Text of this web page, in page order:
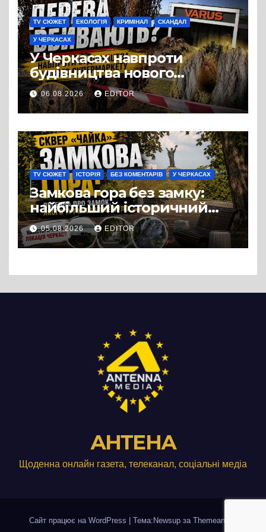
TV СЮЖЕТ ЕКОЛОГІЯ КРИМІНАЛ СКАНДАЛ
У ЧЕРКАСАХ
У Черкасах навпроти
будівництва нового
супермаркету VARUS на
проспекті Перемоги всохли
дерева. І це навряд чи
можна назвати
випадковістю
06.08.2026 EDITOR
TV СЮЖЕТ ІСТОРІЯ БЕЗ КОМЕНТАРІВ У ЧЕРКАСАХ
Замкова гора без замку:
найбільший історичний
міф Черкас
05.08.2026 EDITOR
АНТЕНА
Щоденна онлайн газета, телеканал, соціальні медіа
Сайт працює на WordPress Тема:Newsup за Themeansar